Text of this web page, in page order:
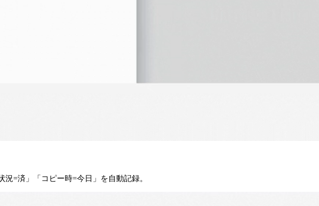
=済」「コピー時=今日」を自動記録。